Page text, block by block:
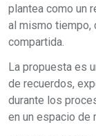
plantea como un
al mismo tiempo,
compartida.
La propuesta es
de recuerdos,
durante los
en un espacio de